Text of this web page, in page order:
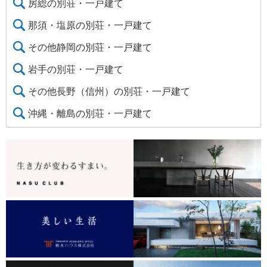
房総の別荘・一戸建て
那須・塩原の別荘・一戸建て
その他静岡の別荘・一戸建て
岩手の別荘・一戸建て
その他長野（信州）の別荘・一戸建て
沖縄・離島の別荘・一戸建て